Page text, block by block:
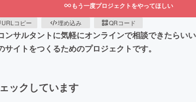
もう一度プロジェクトをやってほしい
URLコピー 埋め込み QRコード
サルタントに気軽にオンラインで相談できたらい
イトをつくるためのプロジェクトです。
ックしています